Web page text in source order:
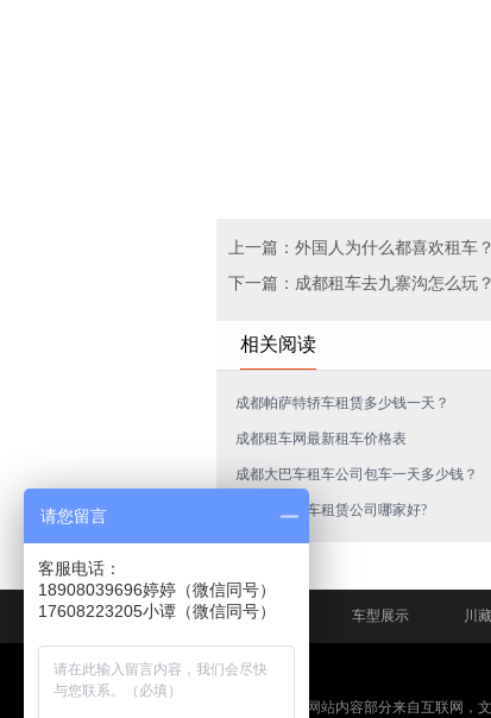
上一篇：外国人为什么都喜欢租车
下一篇：成都租车去九寨沟怎么玩？
相关阅读
成都帕萨特轿车租赁多少钱一天？
成都租车网最新租车价格表
成都大巴车租车公司包车一天多少钱？
成都商务汽车租赁公司哪家好?
网站首页 车型展示 川
免责申明：本网站内容部分来自互联网
请您留言
客服电话：
18908039696婷婷（微信同号）